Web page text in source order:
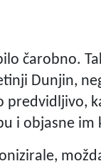
čarobno.
Dunjin,
predvidljivo,
i objasne im